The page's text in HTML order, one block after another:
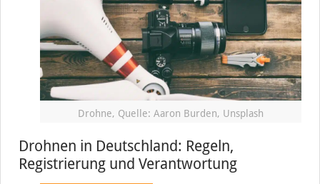
Drohne, Quelle: Aaron Burden, Unsplash
Drohnen in Deutschland: Regeln,
Registrierung und Verantwortung